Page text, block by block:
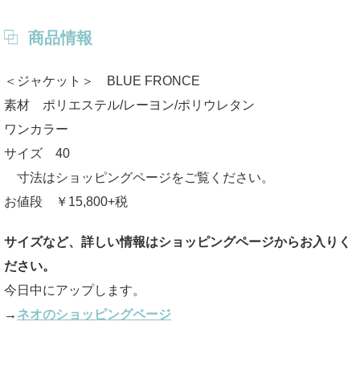
商品情報
＜ジャケット＞ BLUE FRONCE
素材 ポリエステル/レーヨン/ポリウレタン
ワンカラー
サイズ 40
寸法はショッピングページをご覧ください。
お値段 ￥15,800+税
サイズなど、詳しい情報はショッピングページからお入りく
ださい。
今日中にアップします。
→ ネオのショッピングページ